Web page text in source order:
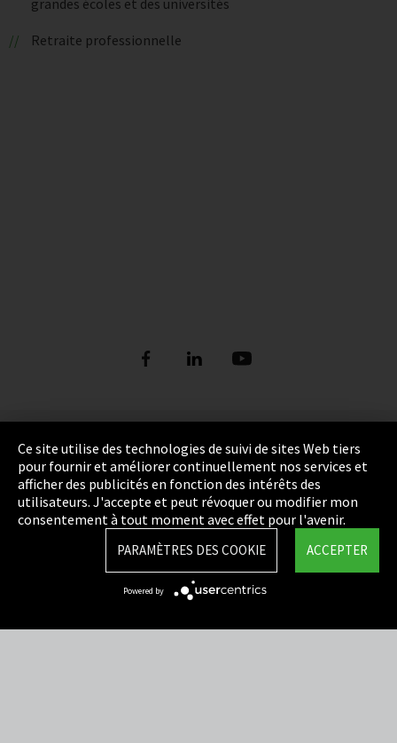
grandes écoles et des universités
Retraite professionnelle
Empreinte
Politique de confidentialité
Cookie Settings
Termes et Conditions
Ce site utilise des technologies de suivi de sites Web tiers
pour fournir et améliorer continuellement nos services et
afficher des publicités en fonction des intérêts des
utilisateurs. J'accepte et peut révoquer ou modifier mon
consentement à tout moment avec effet pour l'avenir.
ACCEPTER
PARAMÈTRES DES COOKIE
Powered by